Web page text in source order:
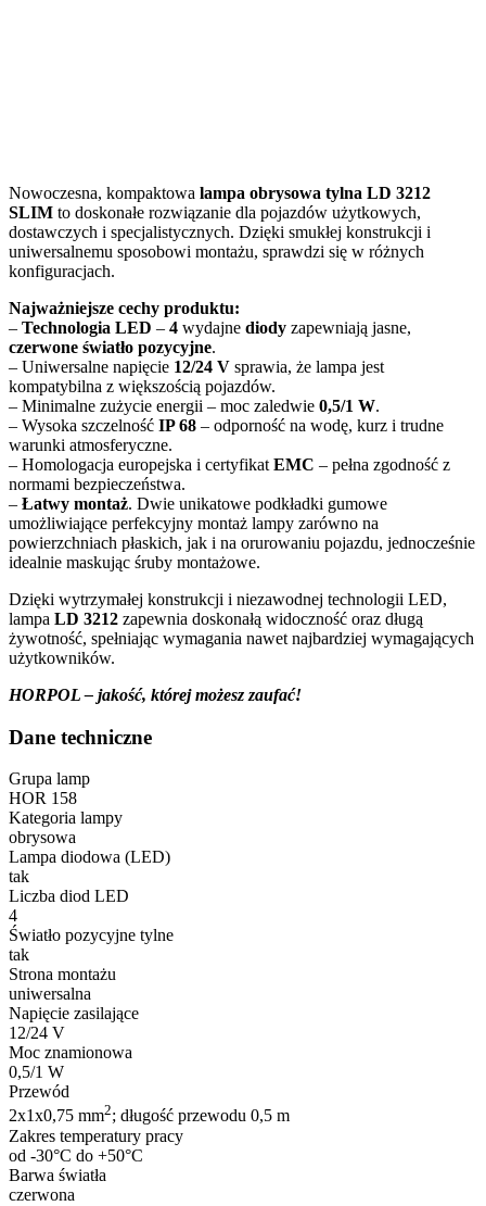
Nowoczesna, kompaktowa lampa obrysowa tylna LD 3212
SLIM to doskonałe rozwiązanie dla pojazdów użytkowych,
dostawczych i specjalistycznych. Dzięki smukłej konstrukcji i
uniwersalnemu sposobowi montażu, sprawdzi się w różnych
konfiguracjach.
Najważniejsze cechy produktu:
– Technologia LED – 4 wydajne diody zapewniają jasne,
czerwone światło pozycyjne.
– Uniwersalne napięcie 12/24 V sprawia, że lampa jest
kompatybilna z większością pojazdów.
– Minimalne zużycie energii – moc zaledwie 0,5/1 W.
– Wysoka szczelność IP 68 – odporność na wodę, kurz i trudne
warunki atmosferyczne.
– Homologacja europejska i certyfikat EMC – pełna zgodność z
normami bezpieczeństwa.
– Łatwy montaż. Dwie unikatowe podkładki gumowe
umożliwiające perfekcyjny montaż lampy zarówno na
powierzchniach płaskich, jak i na orurowaniu pojazdu, jednocześnie
idealnie maskując śruby montażowe.
Dzięki wytrzymałej konstrukcji i niezawodnej technologii LED,
lampa LD 3212 zapewnia doskonałą widoczność oraz długą
żywotność, spełniając wymagania nawet najbardziej wymagających
użytkowników.
HORPOL – jakość, której możesz zaufać!
Dane techniczne
Grupa lamp
HOR 158
Kategoria lampy
obrysowa
Lampa diodowa (LED)
tak
Liczba diod LED
4
Światło pozycyjne tylne
tak
Strona montażu
uniwersalna
Napięcie zasilające
12/24 V
Moc znamionowa
0,5/1 W
Przewód
2x1x0,75 mm2; długość przewodu 0,5 m
Zakres temperatury pracy
od -30°C do +50°C
Barwa światła
czerwona